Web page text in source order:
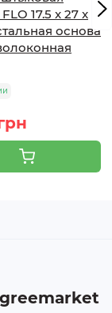
17.5 x 27 x
основа